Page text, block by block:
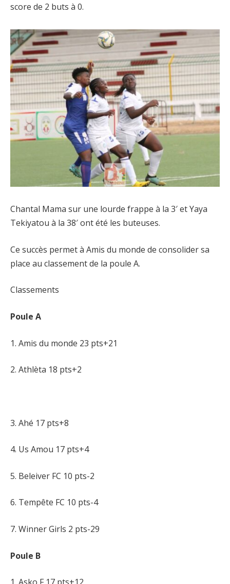
score de 2 buts à 0.
Chantal Mama sur une lourde frappe à la 3′ et Yaya
Tekiyatou à la 38′ ont été les buteuses.
Ce succès permet à Amis du monde de consolider sa
place au classement de la poule A.
Classements
Poule A
1. Amis du monde 23 pts+21
2. Athlèta 18 pts+2
3. Ahé 17 pts+8
4. Us Amou 17 pts+4
5. Beleiver FC 10 pts-2
6. Tempête FC 10 pts-4
7. Winner Girls 2 pts-29
Poule B